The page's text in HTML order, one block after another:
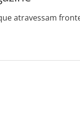
atravessam